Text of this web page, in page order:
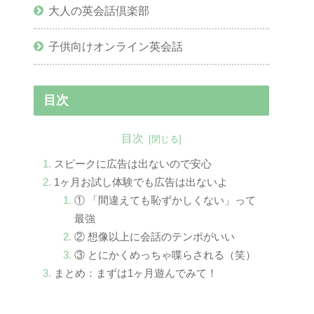
大人の英会話倶楽部
子供向けオンライン英会話
目次
目次
スピークに広告は出ないので安心
1ヶ月お試し体験でも広告は出ないよ
① 「間違えても恥ずかしくない」って
最強
② 想像以上に会話のテンポがいい
③ とにかくめっちゃ喋らされる（笑）
まとめ：まずは1ヶ月遊んでみて！